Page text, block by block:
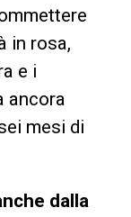
in rosa,
e i
ancora
mesi di
dalla